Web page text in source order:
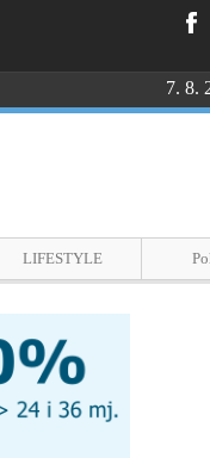
O BULLYINGU
7. 8.
LIFESTYLE